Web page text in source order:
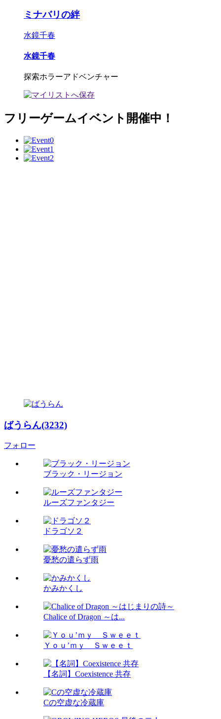
ミナバリの絆
水鏡千春
水鏡千春
探索ホラーアドベンチャー
フリーゲームイベント開催中！
ばうらん(3232)
フォロー
ブラック・リージョン
ルーズファンタジー
ドラゴソ２
憂愁の遣らず雨
かみかくし
Chalice of Dragon ～は...
Ｙｏｕ’ｍｙ Ｓｗｅｅｔ
【名詞】Coexistence 共存
Cの空虚な冷蔵庫